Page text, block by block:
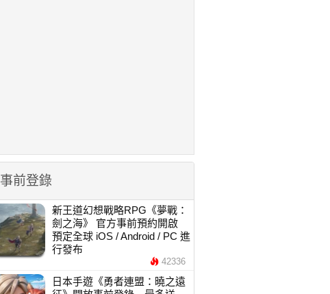
事前登錄
新王道幻想戰略RPG《夢戰：
劍之海》 官方事前預約開啟
預定全球 iOS / Android / PC 進
行發布
42336
日本手遊《勇者連盟：曉之遠